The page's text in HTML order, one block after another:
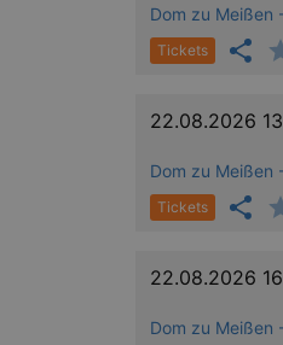
Dom zu Meißen
Tickets
22.08.2026
Dom zu Meißen
Tickets
22.08.2026
Dom zu Meißen